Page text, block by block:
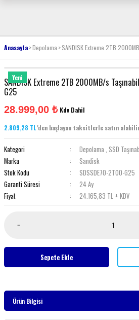
Anasayfa Depolama SANDISK Extreme 2TB
Yeni
SANDISK Extreme 2TB 2000MB/s
G25
28.999,00 ₺ Kdv Dahil
2.809,28 TL'den başlayan taksitlerle satın
Kategori Depolama , SSD
Marka
Sandisk
Stok Kodu
SDSSDE70-2T00-G25
Garanti Süresi
24 Ay
Fiyat
24.165,83 TL + KDV
Sepete Ekle
Ürün Bilgisi